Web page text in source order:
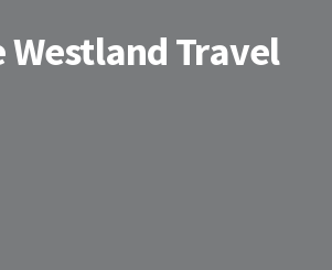
Westland Travel